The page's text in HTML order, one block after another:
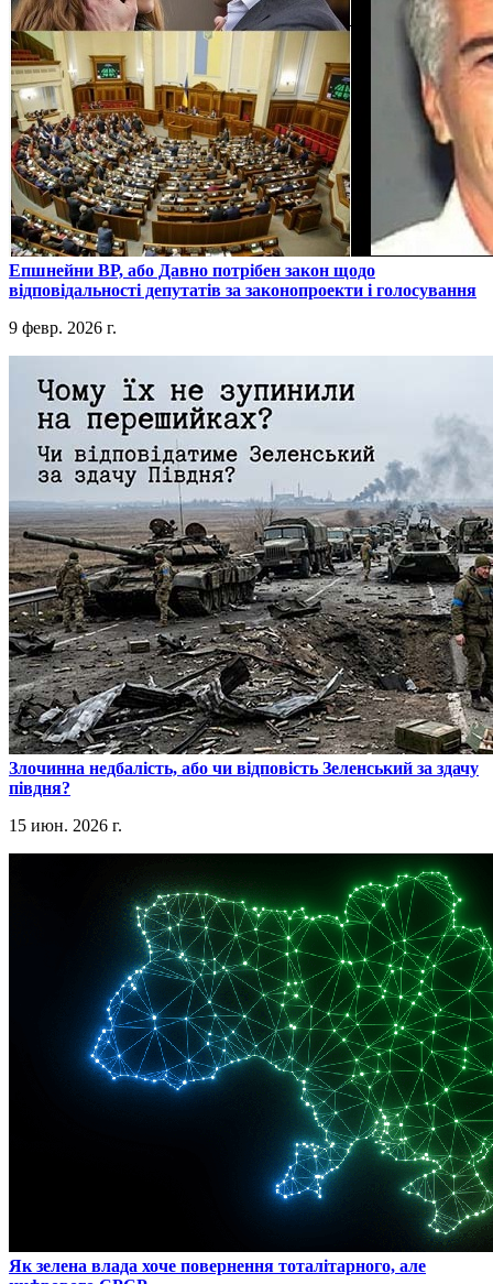
​Епшнейни ВР, або Давно потрібен закон щодо
відповідальності депутатів за законопроекти і голосування
9 февр. 2026 г.
​Злочинна недбалість, або чи відповість Зеленський за здачу
півдня?
15 июн. 2026 г.
​Як зелена влада хоче повернення тоталітарного, але